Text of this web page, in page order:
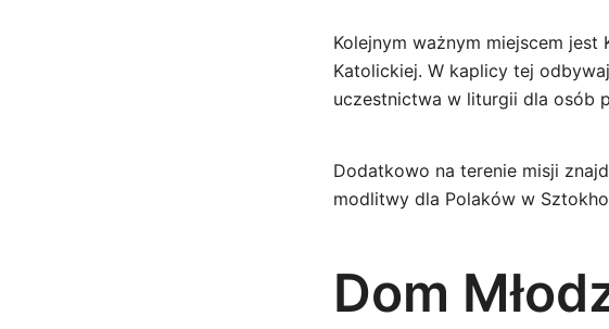
Kolejnym ważnym miejscem jest
Katolickiej. W kaplicy tej
uczestnictwa w liturgii dla osób
Dodatkowo na terenie misji
modlitwy dla Polaków w
Dom